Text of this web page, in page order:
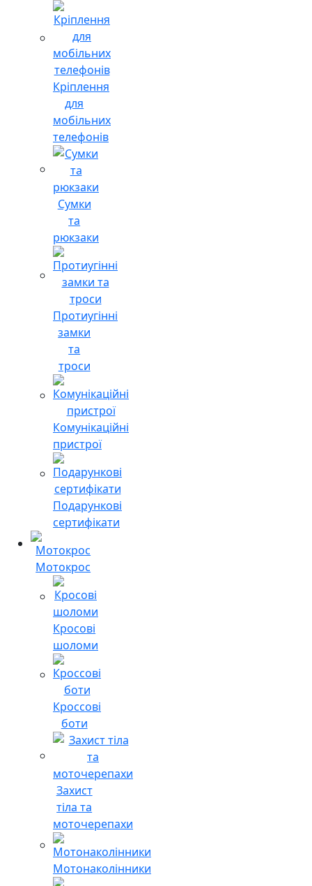
Кріплення
для
мобільних
телефонів
Сумки
та
рюкзаки
Протиугінні
замки
та
троси
Комунікаційні
пристрої
Подарункові
сертифікати
Мотокрос
Кросові
шоломи
Кроссові
боти
Захист
тіла та
моточерепахи
Мотонаколінники